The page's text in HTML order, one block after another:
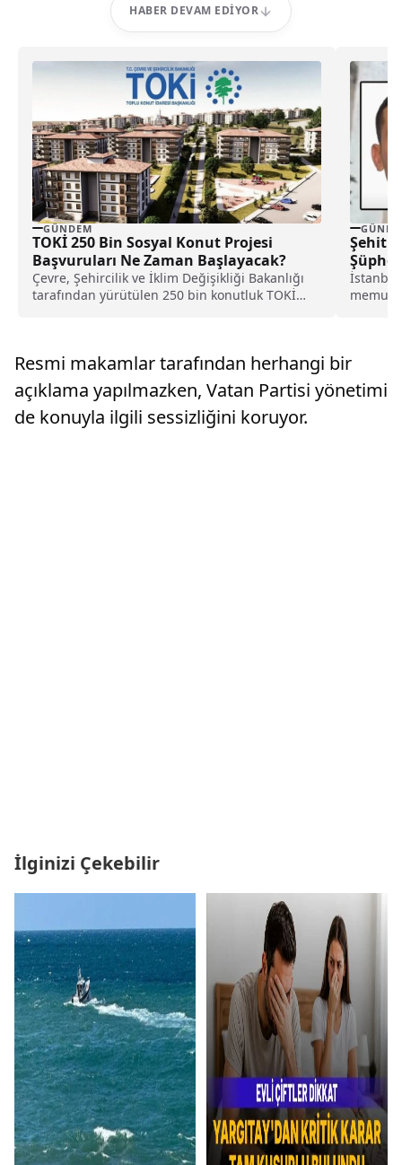
HABER DEVAM EDIYOR
GÜNDEM
TOKİ 250 Bin Sosyal Konut Projesi
Başvuruları Ne Zaman Başlayacak?
Çevre, Şehircilik ve İklim Değişikliği Bakanlığı
tarafından yürütülen 250 bin konutluk TOKİ
Şehit
İstanbul
Resmi makamlar tarafından herhangi bir
açıklama yapılmazken, Vatan Partisi yönetimi
de konuyla ilgili sessizliğini koruyor.
İlginizi Çekebilir